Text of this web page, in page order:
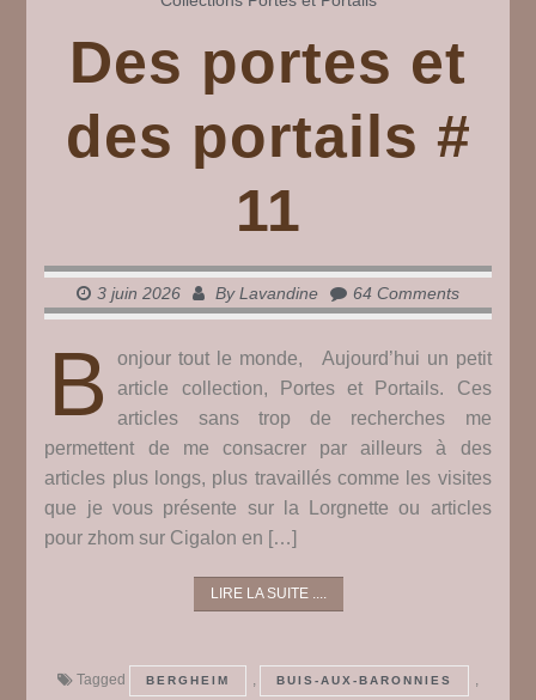
Des portes et
des portails #
11
3 juin 2026 ByLavandine 64 Comments
B
onjour tout le monde, Aujourd’hui un petit
article collection, Portes et Portails. Ces
articles sans trop de recherches me
permettent de me consacrer par ailleurs à des
articles plus longs, plus travaillés comme les visites
que je vous présente sur la Lorgnette ou articles
pour zhom sur Cigalon en […]
LIRE LA SUITE ....
Tagged BERGHEIM , BUIS-AUX-BARONNIES ,